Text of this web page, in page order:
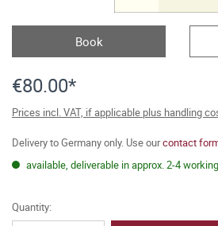
Book
€80.00*
Prices incl. VAT, if applicable plus handling
Delivery to Germany only. Use ourcontact
available, deliverable in approx. 2-4
Quantity: